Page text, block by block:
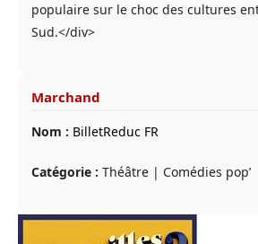
populaire sur le choc des cultures
Sud.</div>
Marchand
Nom : BilletReduc FR
Catégorie : Théâtre | Comédies pop’